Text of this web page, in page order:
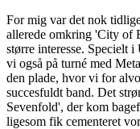
For mig var det nok
allerede omkring 'City of
større interesse. Specielt
vi også på turné med
den plade, hvor vi for
succesfuldt band. Det
Sevenfold', der kom
ligesom fik cementeret